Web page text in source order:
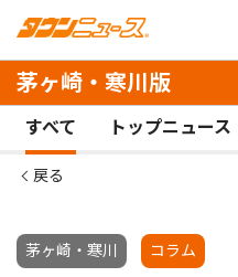
茅ヶ崎・寒川版
すべて トップニュース
戻る
茅ヶ崎・寒川 コラム